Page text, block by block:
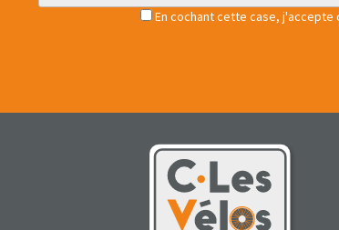
En cochant cette case, j'accepte